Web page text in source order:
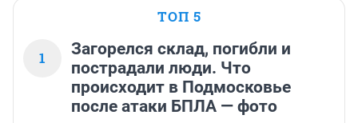
ТОП 5
1
Загорелся склад, погибли и
пострадали люди. Что
происходит в Подмосковье
после атаки БПЛА — фото